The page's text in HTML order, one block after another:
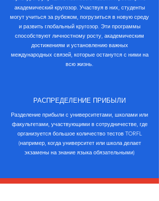
академический кругозор. Участвуя в них, студенты
могут учиться за рубежом, погрузиться в новую среду
и развить глобальный кругозор. Эти программы
способствуют личностному росту, академическим
достижениям и установлению важных
международных связей, которые останутся с ними на
всю жизнь.
РАСПРЕДЕЛЕНИЕ ПРИБЫЛИ
Разделение прибыли с университетами, школами или
факультетами, участвующими в сотрудничестве, где
организуется большое количество тестов TORFL
(например, когда университет или школа делает
экзамены на знание языка обязательными)